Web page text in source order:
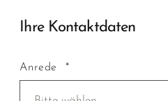
Ihre Kontaktdaten
Anrede *